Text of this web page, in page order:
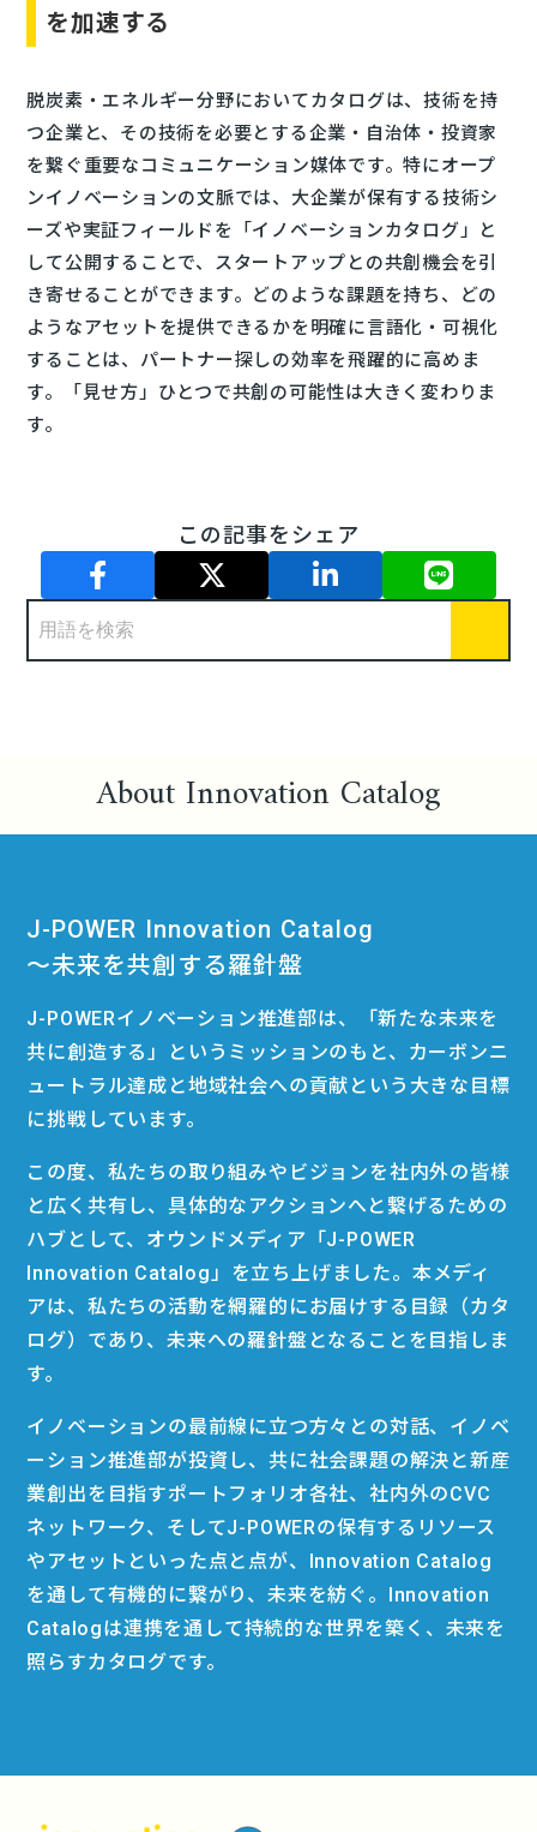
を加速する
脱炭素・エネルギー分野においてカタログは、技術を持
つ企業と、その技術を必要とする企業・自治体・投資家
を繋ぐ重要なコミュニケーション媒体です。特にオープ
ンイノベーションの文脈では、大企業が保有する技術シ
ーズや実証フィールドを「イノベーションカタログ」と
して公開することで、スタートアップとの共創機会を引
き寄せることができます。どのような課題を持ち、どの
ようなアセットを提供できるかを明確に言語化・可視化
することは、パートナー探しの効率を飛躍的に高めま
す。「見せ方」ひとつで共創の可能性は大きく変わりま
す。
この記事をシェア
About Innovation Catalog
J-POWER Innovation Catalog
〜未来を共創する羅針盤
J-POWERイノベーション推進部は、「新たな未来を
共に創造する」というミッションのもと、カーボンニ
ュートラル達成と地域社会への貢献という大きな目標
に挑戦しています。
この度、私たちの取り組みやビジョンを社内外の皆様
と広く共有し、具体的なアクションへと繋げるための
ハブとして、オウンドメディア「J-POWER
Innovation Catalog」を立ち上げました。本メディ
アは、私たちの活動を網羅的にお届けする目録（カタ
ログ）であり、未来への羅針盤となることを目指しま
す。
イノベーションの最前線に立つ方々との対話、イノベ
ーション推進部が投資し、共に社会課題の解決と新産
業創出を目指すポートフォリオ各社、社内外のCVC
ネットワーク、そしてJ-POWERの保有するリソース
やアセットといった点と点が、Innovation Catalog
を通して有機的に繋がり、未来を紡ぐ。Innovation
Catalogは連携を通して持続的な世界を築く、未来を
照らすカタログです。